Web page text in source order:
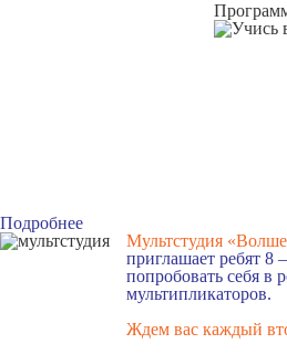
Подробнее
Мультстудия
приглашает ребят 8
попробовать себя в
мультипликаторов.
Ждем вас каждый